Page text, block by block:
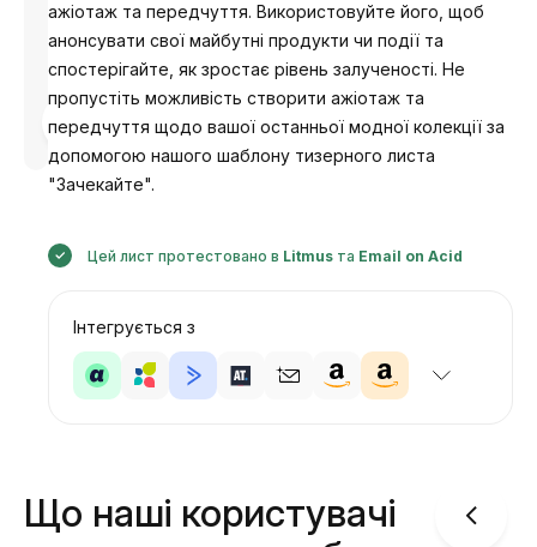
Розроблено
Анастасія
ажіотаж та передчуття. Використовуйте його, щоб
анонсувати свої майбутні продукти чи події та
спостерігайте, як зростає рівень залученості. Не
пропустіть можливість створити ажіотаж та
передчуття щодо вашої останньої модної колекції за
допомогою нашого шаблону тизерного листа
"Зачекайте".
Цей лист протестовано в Litmus та Email on Acid
Інтегрується з
Що наші користувачі